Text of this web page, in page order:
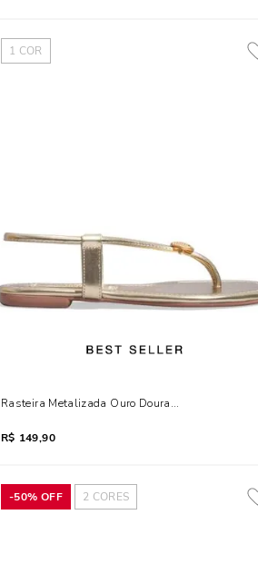
1 COR
Rasteira Metalizada Ouro Dourada Bico Quadrado
R$ 149,90
-50% OFF 2 CORES